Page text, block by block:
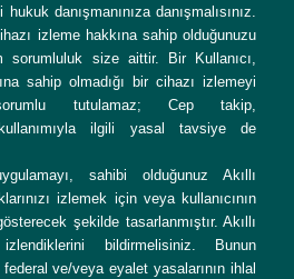
danışmanınıza danışmalısınız.
izleme hakkına sahip olduğunuzu
sorumluluk size aittir. Bir Kullanıcı,
sahip olmadığı bir cihazı izlemeyi
tutulamaz; Cep takip,
kullanımıyla ilgili yasal tavsiye de
sahibi olduğunuz Akıllı
izlemek için veya kullanıcının
şekilde tasarlanmıştır. Akıllı
izlendiklerini bildirmelisiniz. Bunun
ve/veya eyalet yasalarının ihlal